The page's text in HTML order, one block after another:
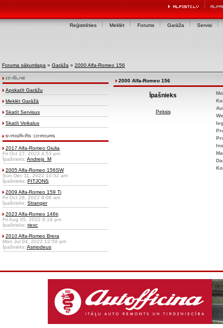
Reģistrēties Meklēt Forums Garāža Servisi
Foruma sākumlapa » Garāža » 2000 Alfa-Romeo 156
Apskatīt Garāžu
Meklēt Garāžā
Skatīt Servisus
Skatīt Veikalus
2017 Alfa-Romeo Giulia
Fri Oct 27, 2023 4:53 pm
Īpašnieks: Andrejs_M
2005 Alfa-Romeo 156SW
Sun Dec 11, 2022 10:52 am
Īpašnieks: PITJONS
2009 Alfa-Romeo 159 Ti
Fri Oct 28, 2022 9:06 am
Īpašnieks: Stranger
2023 Alfa-Romeo 146ti
Fri Aug 05, 2022 8:18 pm
Īpašnieks: riexc
2010 Alfa-Romeo Brera
Mon Jul 04, 2022 12:59 pm
Īpašnieks: Asmodeus
2000 Alfa-Romeo 156
Īpašnieks
Peksis